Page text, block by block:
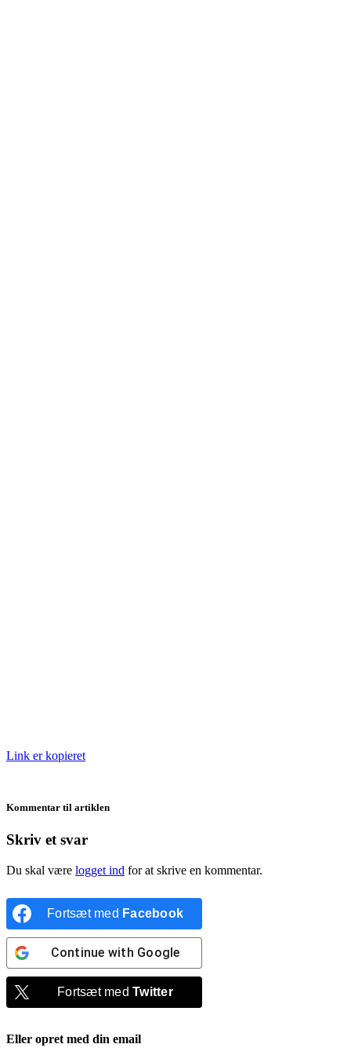
Link er kopieret
Kommentar til artiklen
Skriv et svar
Du skal være logget ind for at skrive en kommentar.
Fortsæt med Facebook
Continue with Google
Fortsæt medTwitter
Eller opret med din email